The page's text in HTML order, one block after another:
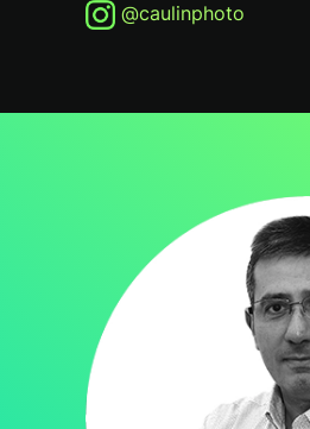
@caulinphoto